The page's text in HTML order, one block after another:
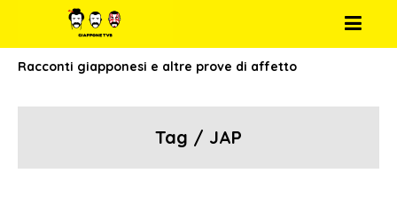
Racconti giapponesi e altre prove di affetto
Tag / JAP